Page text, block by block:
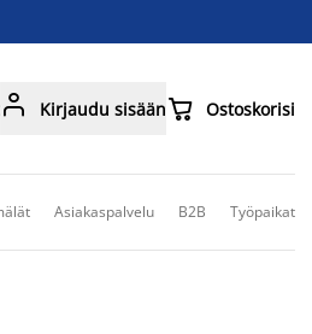
 Kirjaudu sisään Ostoskorisi
Asiakaspalvelu B2B Työpaikat